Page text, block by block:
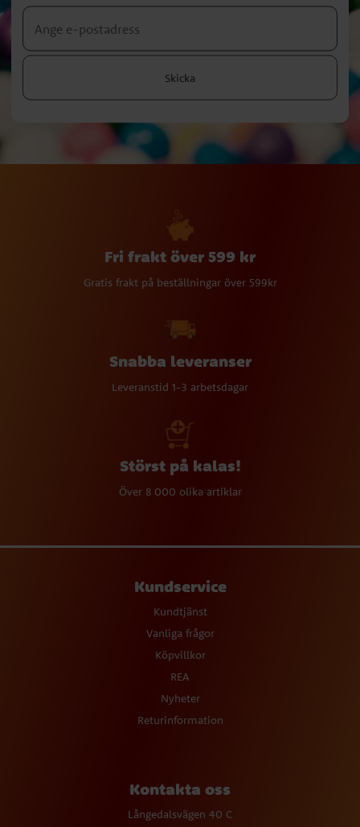
Skicka
Fri frakt över 599 kr
Gratis frakt på beställningar över 599kr
Snabba leveranser
Leveranstid 1-3 arbetsdagar
Störst på kalas!
Över 8 000 olika artiklar
Kundservice
Kundtjänst
Vanliga frågor
Köpvillkor
REA
Nyheter
Returinformation
Kontakta oss
Långedalsvägen 40 C